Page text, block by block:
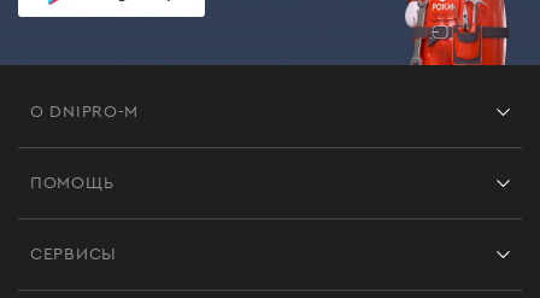
О DNIPRO-M
ПОМОЩЬ
СЕРВИСЫ